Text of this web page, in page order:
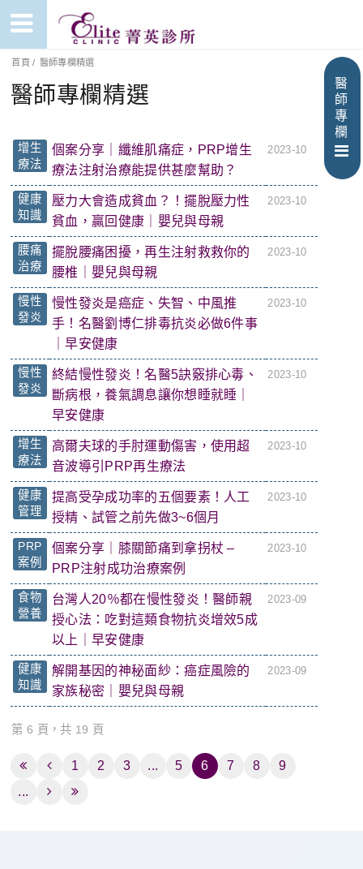
醫
師
專
欄
首頁 / 醫師專欄精選
醫師專欄精選
增生
療法
個案分享｜纖維肌痛症，PRP增生
療法注射治療能提供甚麼幫助？
2023-10
健康
知識
壓力大會造成貧血？！擺脫壓力性
貧血，贏回健康｜嬰兒與母親
2023-10
腰痛
治療
擺脫腰痛困擾，再生注射救救你的
腰椎｜嬰兒與母親
2023-10
慢性
發炎
慢性發炎是癌症、失智、中風推
手！名醫劉博仁排毒抗炎必做6件事
｜早安健康
2023-10
慢性
發炎
終結慢性發炎！名醫5訣竅排心毒、
斷病根，養氣調息讓你想睡就睡｜
早安健康
2023-10
增生
療法
高爾夫球的手肘運動傷害，使用超
音波導引PRP再生療法
2023-10
健康
管理
提高受孕成功率的五個要素！人工
授精、試管之前先做3~6個月
2023-10
PRP
案例
個案分享｜膝關節痛到拿拐杖 –
PRP注射成功治療案例
2023-10
食物
營養
台灣人20％都在慢性發炎！醫師親
授心法：吃對這類食物抗炎增效5成
以上｜早安健康
2023-09
健康
知識
解開基因的神秘面紗：癌症風險的
家族秘密｜嬰兒與母親
2023-09
第 6 頁，共 19 頁
1 2 3 ... 5 6 7 8
9
...